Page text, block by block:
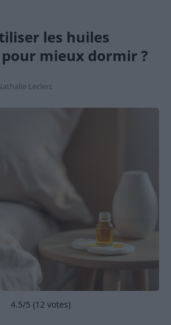
les huiles
mieux dormir ?
Leclerc
4.5/5 (12 votes)